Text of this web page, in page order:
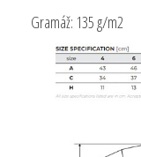
Gramáž: 135 g/m2